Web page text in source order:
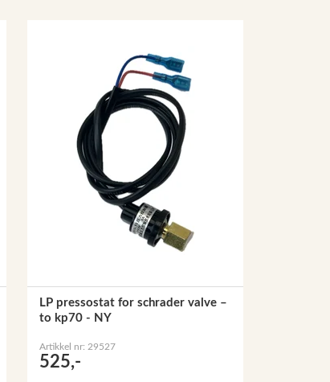
LP pressostat for schrader valve –
to kp70 - NY
Artikkel nr: 29527
525,-